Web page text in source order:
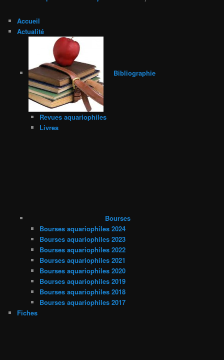
Accueil
Actualité
Bibliographie
Revues aquariophiles
Livres
Bourses
Bourses aquariophiles 2024
Bourses aquariophiles 2023
Bourses aquariophiles 2022
Bourses aquariophiles 2021
Bourses aquariophiles 2020
Bourses aquariophiles 2019
Bourses aquariophiles 2018
Bourses aquariophiles 2017
Fiches